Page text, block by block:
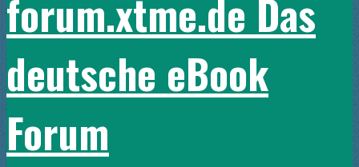
forum.xtme.de Das
deutsche eBook
Forum